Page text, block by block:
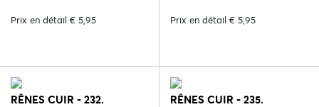
Prix en détail € 5,95 Prix en détail € 5,95
RÊNES CUIR - 232.
RÊNES CUIR - 235.